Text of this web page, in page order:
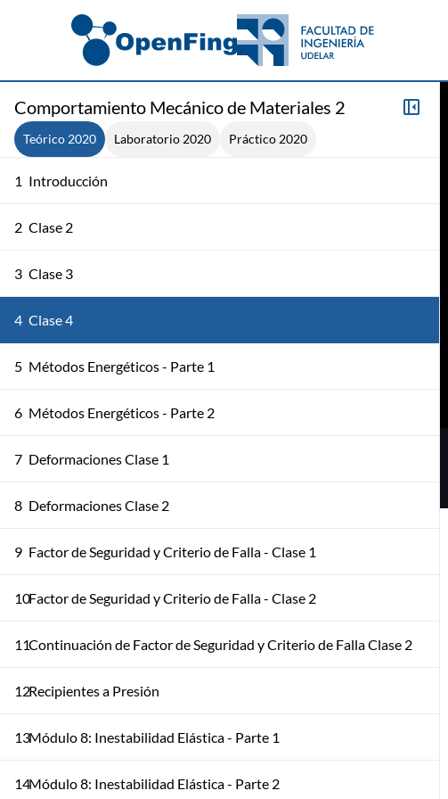
Comportamiento Mecánico de Materiales 2
Teórico 2020 Laboratorio 2020 Práctico 2020
1 Introducción
2 Clase 2
3 Clase 3
4 Clase 4
5 Métodos Energéticos - Parte 1
6 Métodos Energéticos - Parte 2
7 Deformaciones Clase 1
8 Deformaciones Clase 2
9 Factor de Seguridad y Criterio de Falla - Clase 1
10Factor de Seguridad y Criterio de Falla - Clase 2
11Continuación de Factor de Seguridad y Criterio de Falla Clase 2
12Recipientes a Presión
13Módulo 8: Inestabilidad Elástica - Parte 1
14Módulo 8: Inestabilidad Elástica - Parte 2